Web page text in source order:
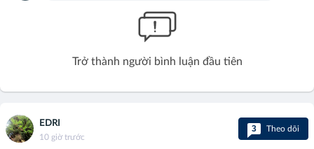
Trở thành người bình luận đầu tiên
EDRI
10 giờ trước
3 Theo dõi